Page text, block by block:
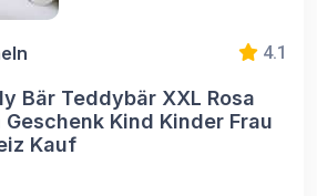
4.1
Bär Teddybär XXL Rosa
Kind Kinder Frau
Kauf